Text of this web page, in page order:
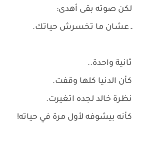
لكن صوته بقى أهدى:
ـ عشان ما تخسرش حياتك.
ثانية واحدة..
كأن الدنيا كلها وقفت.
نظرة خالد لجده اتغيرت.
كأنه بيشوفه لأول مرة في حياته!